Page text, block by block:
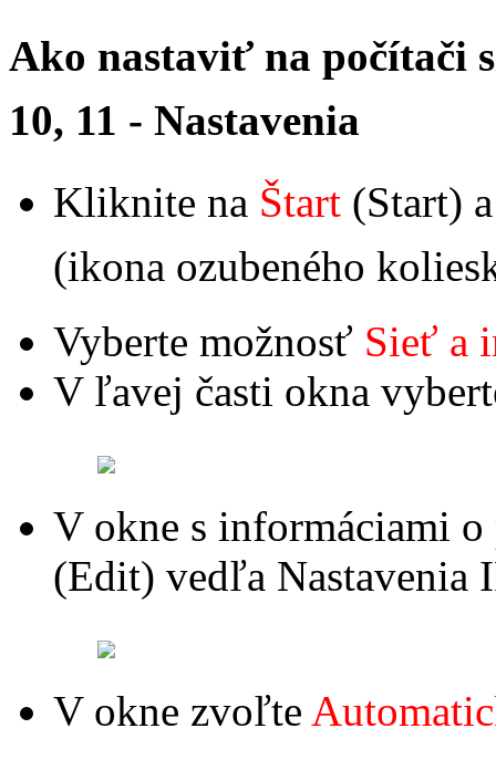
Ako nastaviť na počítači
10, 11 - Nastavenia
Kliknite na Štart (Start)
(ikona ozubeného
Vyberte možnosť Sieť a
V ľavej časti okna
V okne s informáciami
(Edit) vedľa Nastavenia
V okne zvoľte